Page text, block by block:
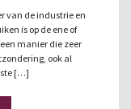
van de industrie en
is op de ene of
manier die zeer
ook al
[…]